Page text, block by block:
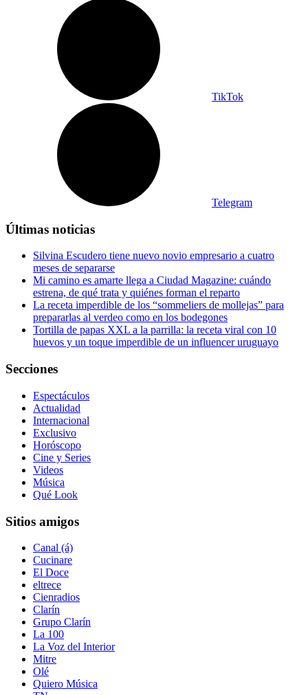
TikTok
Telegram
Últimas noticias
Silvina Escudero tiene nuevo novio empresario a cuatro
meses de separarse
Mi camino es amarte llega a Ciudad Magazine: cuándo
estrena, de qué trata y quiénes forman el reparto
La receta imperdible de los “sommeliers de mollejas” para
prepararlas al verdeo como en los bodegones
Tortilla de papas XXL a la parrilla: la receta viral con 10
huevos y un toque imperdible de un influencer uruguayo
Secciones
Espectáculos
Actualidad
Internacional
Exclusivo
Horóscopo
Cine y Series
Videos
Música
Qué Look
Sitios amigos
Canal (á)
Cucinare
El Doce
eltrece
Cienradios
Clarín
Grupo Clarín
La 100
La Voz del Interior
Mitre
Olé
Quiero Música